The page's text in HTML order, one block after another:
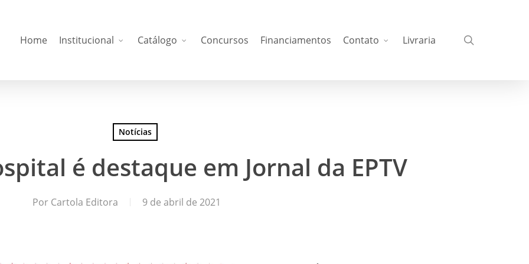
Home Institucional Catálogo Concursos Financiamentos Contato Livraria
Notícias
é destaque em Jornal da EPTV
Por Cartola Editora 9 de abril de 2021